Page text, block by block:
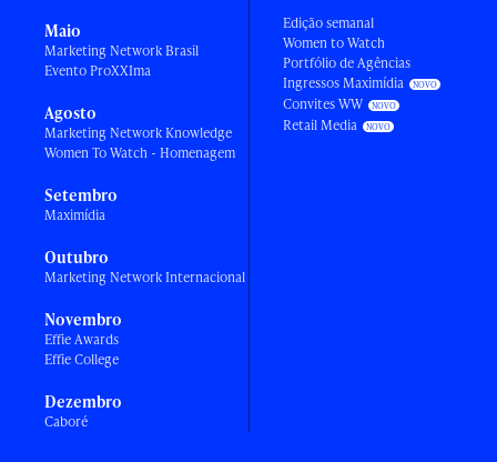
Maio
Marketing Network Brasil
Evento ProXXIma
Agosto
Marketing Network Knowledge
Women To Watch - Homenagem
Setembro
Maximídia
Outubro
Marketing Network Internacional
Novembro
Effie Awards
Effie College
Dezembro
Caboré
Edição semanal
Women to Watch
Portfólio de Agências
Ingressos Maximídia
Convites WW
Retail Media